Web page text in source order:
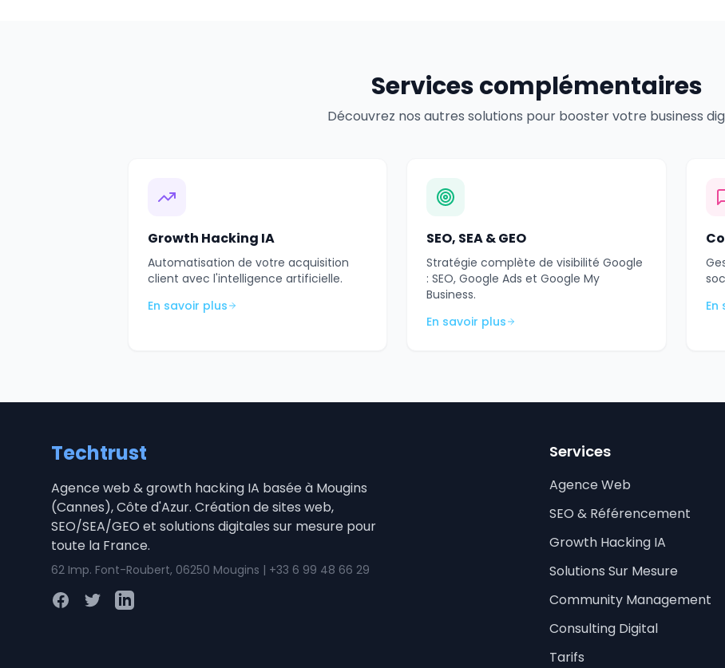
Services complémentaires
Découvrez nos autres solutions pour booster votre business
Growth Hacking IA
Automatisation de votre acquisition
client avec l'intelligence artificielle.
En savoir plus
SEO, SEA & GEO
Stratégie complète de visibilité Google
: SEO, Google Ads et Google My
Business.
En savoir plus
En
Techtrust
Agence web & growth hacking IA basée à Mougins
(Cannes), Côte d'Azur. Création de sites web,
SEO/SEA/GEO et solutions digitales sur mesure pour
toute la France.
62 Imp. Font-Roubert, 06250 Mougins | +33 6 99 48 66 29
FacebookTwitterLinkedIn
Services
Agence Web
SEO & Référencement
Growth Hacking IA
Solutions Sur Mesure
Community Management
Consulting Digital
Tarifs